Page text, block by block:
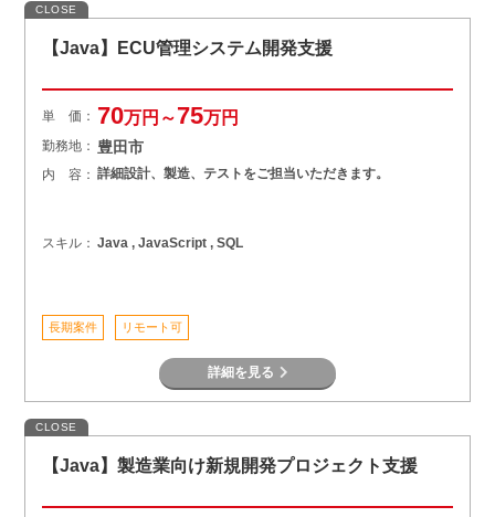
CLOSE
【Java】ECU管理システム開発支援
単 価： 70万円～75万円
勤務地： 豊田市
内 容： 詳細設計、製造、テストをご担当いただきます。
スキル： Java , JavaScript , SQL
長期案件 リモート可
詳細を見る
CLOSE
【Java】製造業向け新規開発プロジェクト支援